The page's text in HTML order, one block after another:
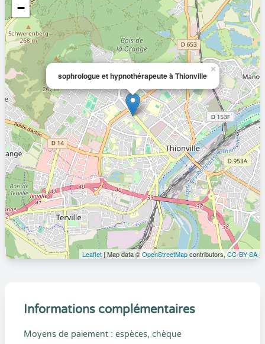
sophrologue et hypnothérapeute à Thionville
×
−
Leaflet | Map data ©OpenStreetMapcontributors,CC-BY-SA
Informations complémentaires
Moyens de paiement : espèces, chèque